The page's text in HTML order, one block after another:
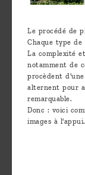
Le procédé de
Chaque type
La complexité
notamment de
procèdent
alternent pour
remarquable.
Donc : voici
images à l'appui.